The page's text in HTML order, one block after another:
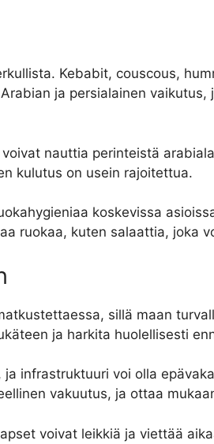
Kebabit, couscous,
ja persialainen
nauttia perinteistä
kulutus on usein rajoitettua.
koskevissa
ruokaa, kuten salaattia, joka
sillä maan
ja harkita huolellisesti
infrastruktuuri voi olla
vakuutus, ja ottaa
voivat leikkiä ja viettää